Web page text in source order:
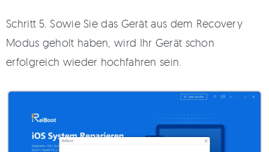
Schritt 5. Sowie Sie das Gerät aus dem Recovery
Modus geholt haben, wird Ihr Gerät schon
erfolgreich wieder hochfahren sein.